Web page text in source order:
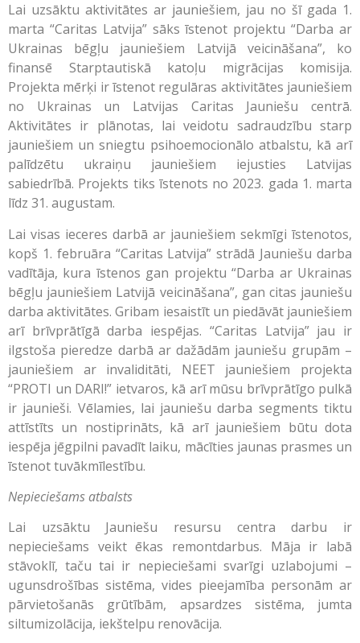
Lai uzsāktu aktivitātes ar jauniešiem, jau no šī gada 1.
marta “Caritas Latvija” sāks īstenot projektu “Darba ar
Ukrainas bēgļu jauniešiem Latvijā veicināšana”, ko
finansē Starptautiskā katoļu migrācijas komisija.
Projekta mērķi ir īstenot regulāras aktivitātes jauniešiem
no Ukrainas un Latvijas Caritas Jauniešu centrā.
Aktivitātes ir plānotas, lai veidotu sadraudzību starp
jauniešiem un sniegtu psihoemocionālo atbalstu, kā arī
palīdzētu ukraiņu jauniešiem iejusties Latvijas
sabiedrībā. Projekts tiks īstenots no 2023. gada 1. marta
līdz 31. augustam.
Lai visas ieceres darbā ar jauniešiem sekmīgi īstenotos,
kopš 1. februāra “Caritas Latvija” strādā Jauniešu darba
vadītāja, kura īstenos gan projektu “Darba ar Ukrainas
bēgļu jauniešiem Latvijā veicināšana”, gan citas jauniešu
darba aktivitātes. Gribam iesaistīt un piedāvāt jauniešiem
arī brīvprātīgā darba iespējas. “Caritas Latvija” jau ir
ilgstoša pieredze darbā ar dažādām jauniešu grupām –
jauniešiem ar invaliditāti, NEET jauniešiem projekta
“PROTI un DARI!” ietvaros, kā arī mūsu brīvprātīgo pulkā
ir jaunieši. Vēlamies, lai jauniešu darba segments tiktu
attīstīts un nostiprināts, kā arī jauniešiem būtu dota
iespēja jēgpilni pavadīt laiku, mācīties jaunas prasmes un
īstenot tuvākmīlestību.
Nepieciešams atbalsts
Lai uzsāktu Jauniešu resursu centra darbu ir
nepieciešams veikt ēkas remontdarbus. Māja ir labā
stāvoklī, taču tai ir nepieciešami svarīgi uzlabojumi –
ugunsdrošības sistēma, vides pieejamība personām ar
pārvietošanās grūtībām, apsardzes sistēma, jumta
siltumizolācija, iekštelpu renovācija.